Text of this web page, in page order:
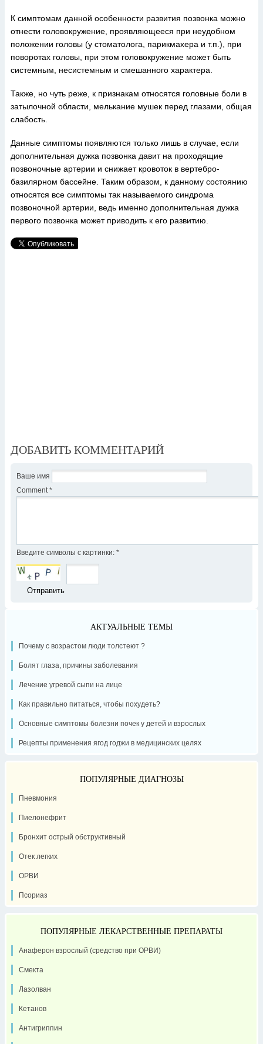
К симптомам данной особенности развития позвонка можно
отнести головокружение, проявляющееся при неудобном
положении головы (у стоматолога, парикмахера и т.п.), при
поворотах головы, при этом головокружение может быть
системным, несистемным и смешанного характера.
Также, но чуть реже, к признакам относятся головные боли в
затылочной области, мелькание мушек перед глазами, общая
слабость.
Данные симптомы появляются только лишь в случае, если
дополнительная дужка позвонка давит на проходящие
позвоночные артерии и снижает кровоток в вертебро-
базилярном бассейне. Таким образом, к данному состоянию
относятся все симптомы так называемого синдрома
позвоночной артерии, ведь именно дополнительная дужка
первого позвонка может приводить к его развитию.
ДОБАВИТЬ КОММЕНТАРИЙ
Ваше имя
Comment *
Введите символы с картинки: *
АКТУАЛЬНЫЕ ТЕМЫ
Почему с возрастом люди толстеют ?
Болят глаза, причины заболевания
Лечение угревой сыпи на лице
Как правильно питаться, чтобы похудеть?
Основные симптомы болезни почек у детей и взрослых
Рецепты применения ягод годжи в медицинских целях
ПОПУЛЯРНЫЕ ДИАГНОЗЫ
Пневмония
Пиелонефрит
Бронхит острый обструктивный
Отек легких
ОРВИ
Псориаз
ПОПУЛЯРНЫЕ ЛЕКАРСТВЕННЫЕ ПРЕПАРАТЫ
Анаферон взрослый (средство при ОРВИ)
Смекта
Лазолван
Кетанов
Антигриппин